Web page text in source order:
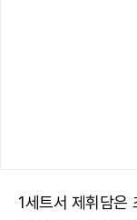
1세트서 제휘담은